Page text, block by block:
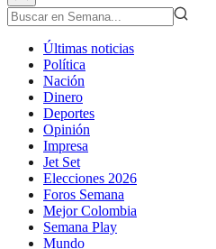
Últimas noticias
Política
Nación
Dinero
Deportes
Opinión
Impresa
Jet Set
Elecciones 2026
Foros Semana
Mejor Colombia
Semana Play
Mundo